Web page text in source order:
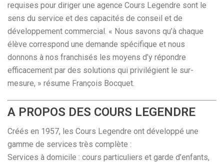
requises pour diriger une agence Cours Legendre sont le
sens du service et des capacités de conseil et de
développement commercial. « Nous savons qu’à chaque
élève correspond une demande spécifique et nous
donnons à nos franchisés les moyens d’y répondre
efficacement par des solutions qui privilégient le sur-
mesure, » résume François Bocquet.
A PROPOS DES COURS LEGENDRE
Créés en 1957, les Cours Legendre ont développé une
gamme de services très complète :
Services à domicile : cours particuliers et garde d’enfants,